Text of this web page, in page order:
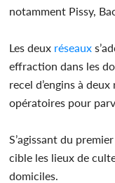
notamment Pissy,
Les deux réseaux
effraction dans les
recel d’engins à
opératoires pour
S’agissant du
cible les lieux de
domiciles.